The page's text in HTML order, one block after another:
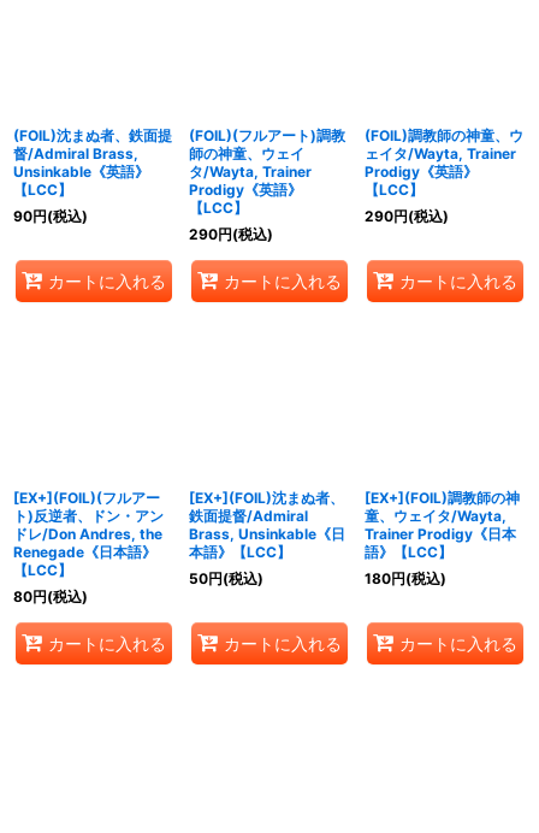
(FOIL)沈まぬ者、鉄面提
督/Admiral Brass,
Unsinkable《英語》
【LCC】
90円(税込)
カートに入れる
(FOIL)(フルアート)調教
師の神童、ウェイ
タ/Wayta, Trainer
Prodigy《英語》
【LCC】
290円(税込)
カートに入れる
(FOIL)調教師の神童、ウ
ェイタ/Wayta, Trainer
Prodigy《英語》
【LCC】
290円(税込)
カートに入れる
[EX+](FOIL)(フルアー
ト)反逆者、ドン・アン
ドレ/Don Andres, the
Renegade《日本語》
【LCC】
80円(税込)
カートに入れる
[EX+](FOIL)沈まぬ者、
鉄面提督/Admiral
Brass, Unsinkable《日
本語》【LCC】
50円(税込)
カートに入れる
[EX+](FOIL)調教師の神
童、ウェイタ/Wayta,
Trainer Prodigy《日本
語》【LCC】
180円(税込)
カートに入れる